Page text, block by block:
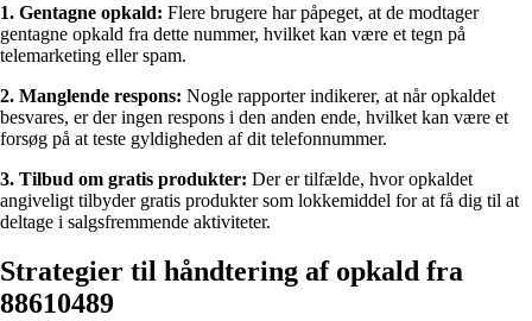
1. Gentagne opkald: Flere brugere har påpeget, at de modtager
gentagne opkald fra dette nummer, hvilket kan være et tegn på
telemarketing eller spam.
2. Manglende respons: Nogle rapporter indikerer, at når opkaldet
besvares, er der ingen respons i den anden ende, hvilket kan være et
forsøg på at teste gyldigheden af dit telefonnummer.
3. Tilbud om gratis produkter: Der er tilfælde, hvor opkaldet
angiveligt tilbyder gratis produkter som lokkemiddel for at få dig til at
deltage i salgsfremmende aktiviteter.
Strategier til håndtering af opkald fra
88610489